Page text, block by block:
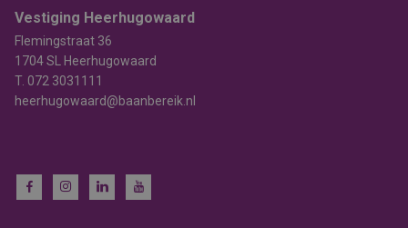
Vestiging Heerhugowaard
Flemingstraat 36
1704 SL Heerhugowaard
T. 072 3031111
heerhugowaard@baanbereik.nl